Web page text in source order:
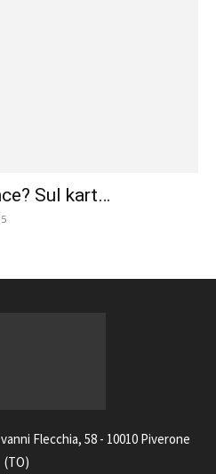
Sul kart…
Flecchia, 58 - 10010 Piverone
(TO)